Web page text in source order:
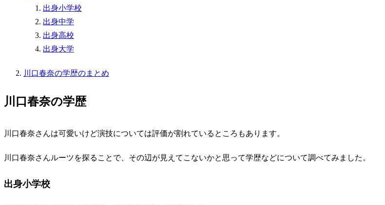
出身小学校
出身中学
出身高校
出身大学
川口春奈の学歴のまとめ
川口春奈の学歴
川口春奈さんは可愛いけど演技については評価が割れているところもあります。
川口春奈さんルーツを探ることで、その辺が見えてこないかと思って学歴などについて調べてみました。
出身小学校